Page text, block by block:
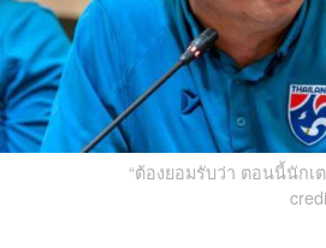
“ต้องยอมรับว่า ตอนนี้นักเ